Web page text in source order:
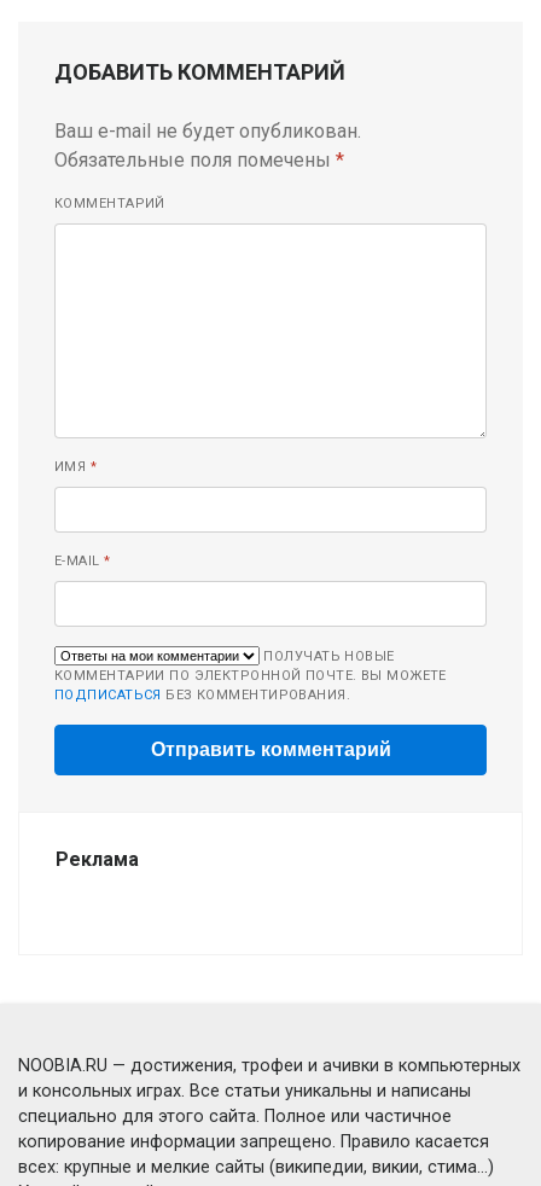
ДОБАВИТЬ КОММЕНТАРИЙ
Ваш e-mail не будет опубликован.
Обязательные поля помечены *
КОММЕНТАРИЙ
ИМЯ *
E-MAIL*
ПОЛУЧАТЬ НОВЫЕ
КОММЕНТАРИИ ПО ЭЛЕКТРОННОЙ ПОЧТЕ. ВЫ МОЖЕТЕ
ПОДПИСАТЬСЯ БЕЗ КОММЕНТИРОВАНИЯ.
Реклама
NOOBIA.RU — достижения, трофеи и ачивки в компьютерных
и консольных играх. Все статьи уникальны и написаны
специально для этого сайта. Полное или частичное
копирование информации запрещено. Правило касается
всех: крупные и мелкие сайты (википедии, викии, стима...)